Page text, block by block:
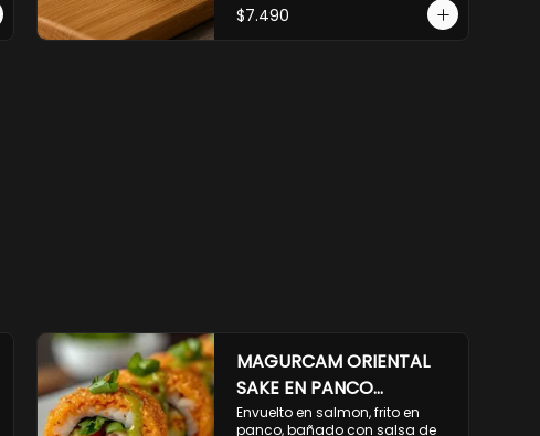
$7.490
MAGURCAM ORIENTAL
SAKE EN PANCO
ACILANTRADO.
Envuelto en salmon, frito en
panco, bañado con salsa de